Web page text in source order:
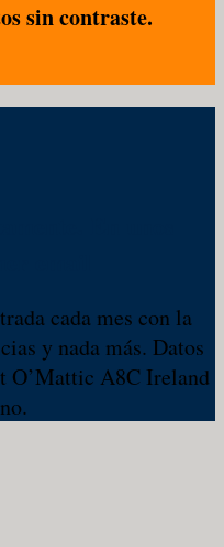
sin contraste.
cada mes con la
y nada más. Datos
O’Mattic A8C Ireland